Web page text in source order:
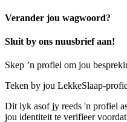
Verander jou wagwoord?
Sluit by ons nuusbrief aan!
Skep ’n profiel om jou
Teken by jou LekkeSlaap-
Dit lyk asof jy reeds 'n profiel
jou identiteit te verifieer